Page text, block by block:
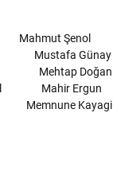
Mahmut Şenol
Mustafa Günay
Mehtap Doğan
Mahir Ergun
Memnune Kayagil